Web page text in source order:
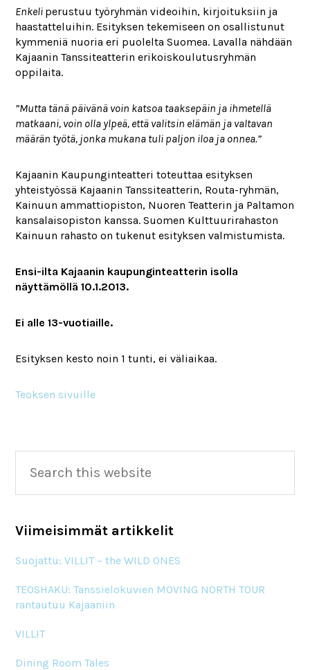
Enkeli perustuu työryhmän videoihin, kirjoituksiin ja
haastatteluihin. Esityksen tekemiseen on osallistunut
kymmeniä nuoria eri puolelta Suomea. Lavalla nähdään
Kajaanin Tanssiteatterin erikoiskoulutusryhmän
oppilaita.
”Mutta tänä päivänä voin katsoa taaksepäin ja ihmetellä
matkaani, voin olla ylpeä, että valitsin elämän ja valtavan
määrän työtä, jonka mukana tuli paljon iloa ja onnea.”
Kajaanin Kaupunginteatteri toteuttaa esityksen
yhteistyössä Kajaanin Tanssiteatterin, Routa-ryhmän,
Kainuun ammattiopiston, Nuoren Teatterin ja Paltamon
kansalaisopiston kanssa. Suomen Kulttuurirahaston
Kainuun rahasto on tukenut esityksen valmistumista.
Ensi-ilta Kajaanin kaupunginteatterin isolla
näyttämöllä 10.1.2013.
Ei alle 13-vuotiaille.
Esityksen kesto noin 1 tunti, ei väliaikaa.
Teoksen sivuille
Primary
Sidebar
this
Viimeisimmät artikkelit
Suojattu: VILLIT – the WILD ONES
TEOSHAKU: Tanssielokuvien MOVING NORTH TOUR
rantautuu Kajaaniin
VILLIT
Dining Room Tales